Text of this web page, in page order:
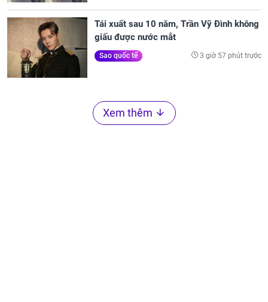
Tái xuất sau 10 năm, Trần Vỹ Đình không
giấu được nước mắt
Sao quốc tế 3 giờ 57 phút trước
Xem thêm